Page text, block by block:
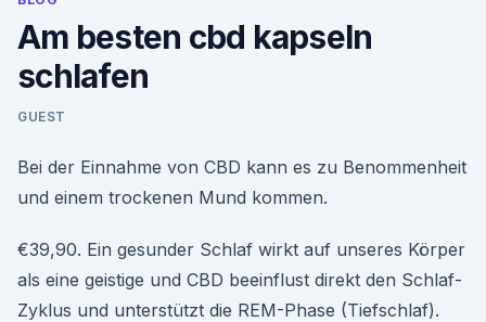
Am besten cbd kapseln
schlafen
GUEST
Bei der Einnahme von CBD kann es zu Benommenheit
und einem trockenen Mund kommen.
€39,90. Ein gesunder Schlaf wirkt auf unseres Körper
als eine geistige und CBD beeinflust direkt den Schlaf-
Zyklus und unterstützt die REM-Phase (Tiefschlaf).